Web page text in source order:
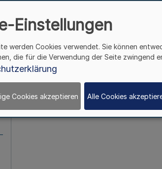
Einstellungen
werden Cookies verwendet. Sie können
die für die Verwendung der Seite zwingend
Cookies akzeptieren Alle Cookies